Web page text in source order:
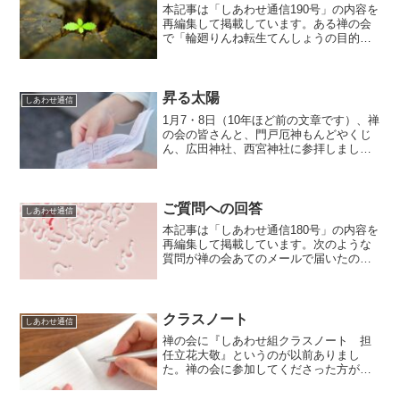
本記事は「しあわせ通信190号」の内容を
再編集して掲載しています。ある禅の会
で「輪廻りんね転生てんしょうの目的意
は、その行為に対する反...
しあわせ通信 昇る太陽
1月7・8日（10年ほど前の文章です）、禅
の会の皆さんと、門戸厄神もんどやくじ
ん、広田神社、西宮神社に参拝しまし
いて、凶が出たと心配...
しあわせ通信 ご質問への回答
本記事は「しあわせ通信180号」の内容を
再編集して掲載しています。次のような
質問が禅の会あてのメールで届いたの
問するべきなのでしょう...
しあわせ通信 クラスノート
禅の会に『しあわせ組クラスノート 担
任立花大敬』というのが以前ありまし
た。禅の会に参加してくださった方が、